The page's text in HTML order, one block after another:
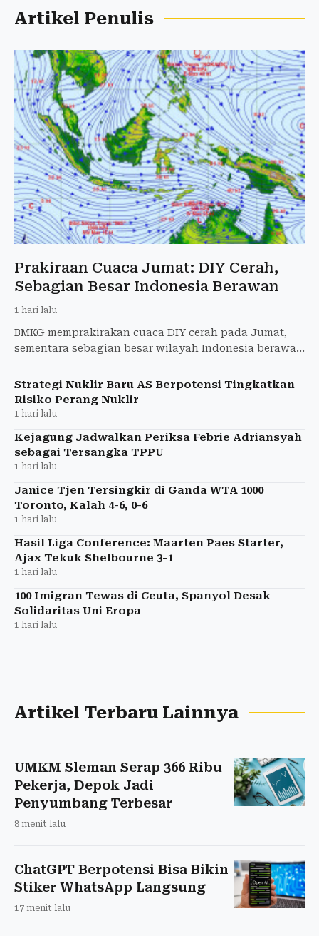
Artikel Penulis
Prakiraan Cuaca Jumat: DIY Cerah,
Sebagian Besar Indonesia Berawan
1 hari lalu
BMKG memprakirakan cuaca DIY cerah pada Jumat,
sementara sebagian besar wilayah Indonesia berawan
Strategi Nuklir Baru AS Berpotensi Tingkatkan
Risiko Perang Nuklir
1 hari lalu
Kejagung Jadwalkan Periksa Febrie Adriansyah
sebagai Tersangka TPPU
1 hari lalu
Janice Tjen Tersingkir di Ganda WTA 1000
Toronto, Kalah 4-6, 0-6
1 hari lalu
Hasil Liga Conference: Maarten Paes Starter,
Ajax Tekuk Shelbourne 3-1
1 hari lalu
100 Imigran Tewas di Ceuta, Spanyol Desak
Solidaritas Uni Eropa
1 hari lalu
Artikel Terbaru Lainnya
UMKM Sleman Serap 366 Ribu
Pekerja, Depok Jadi
Penyumbang Terbesar
8 menit lalu
ChatGPT Berpotensi Bisa Bikin
Stiker WhatsApp Langsung
17 menit lalu